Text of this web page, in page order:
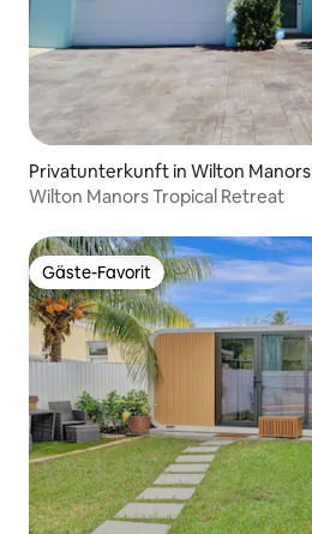
Privatunterkunft in Wilton Manors
Wilton Manors Tropical Retreat
Gäste-Favorit
Gäste-Favorit